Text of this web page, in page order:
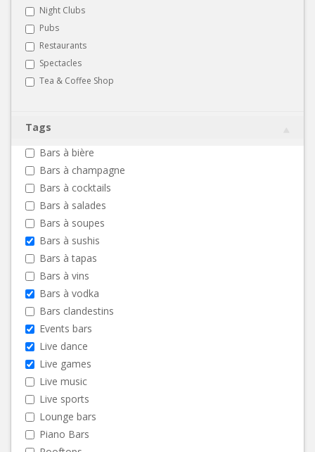
Night Clubs
Pubs
Restaurants
Spectacles
Tea & Coffee Shop
Tags
Bars à bière
Bars à champagne
Bars à cocktails
Bars à salades
Bars à soupes
Bars à sushis
Bars à tapas
Bars à vins
Bars à vodka
Bars clandestins
Events bars
Live dance
Live games
Live music
Live sports
Lounge bars
Piano Bars